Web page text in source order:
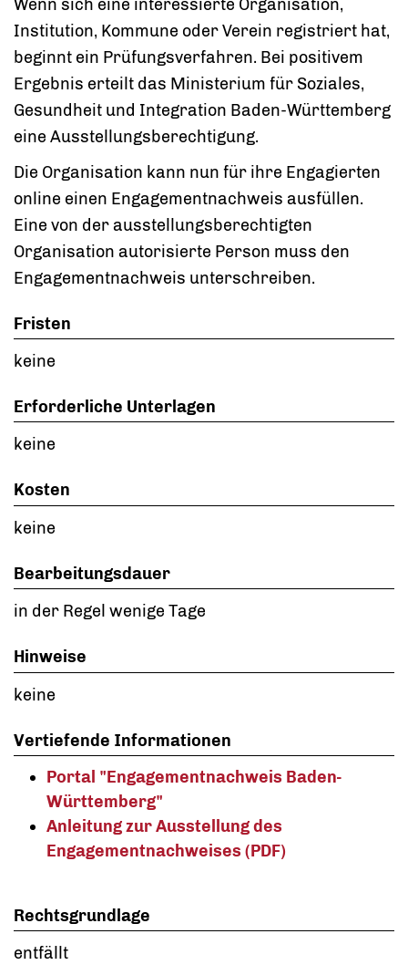
Wenn sich eine interessierte Organisation,
Institution, Kommune oder Verein registriert hat,
beginnt ein Prüfungsverfahren. Bei positivem
Ergebnis erteilt das Ministerium für Soziales,
Gesundheit und Integration Baden-Württemberg
eine Ausstellungsberechtigung.
Die Organisation kann nun für ihre Engagierten
online einen Engagementnachweis ausfüllen.
Eine von der ausstellungsberechtigten
Organisation autorisierte Person muss den
Engagementnachweis unterschreiben.
Fristen
keine
Erforderliche Unterlagen
keine
Kosten
keine
Bearbeitungsdauer
in der Regel wenige Tage
Hinweise
keine
Vertiefende Informationen
Portal "Engagementnachweis Baden-
Württemberg"
Anleitung zur Ausstellung des
Engagementnachweises (PDF)
Rechtsgrundlage
entfällt